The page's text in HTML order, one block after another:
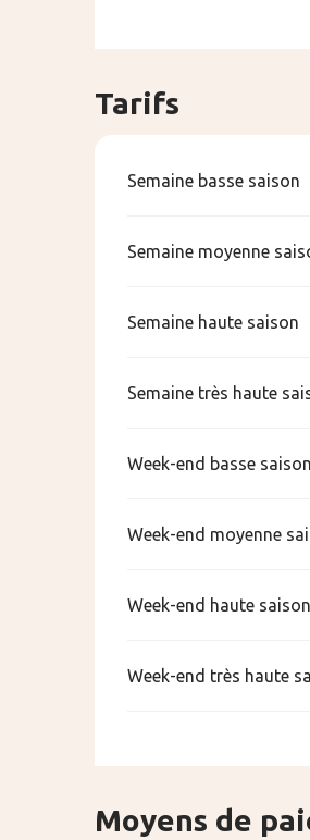
Tarifs
Semaine basse saison
Semaine moyenne
Semaine haute saison
Semaine très haute
Week-end basse saison
Week-end moyenne
Week-end haute saison
Week-end très haute
Moyens de